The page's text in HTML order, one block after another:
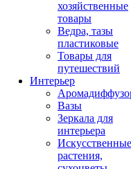
хозяйственные
товары
Ведра, тазы
пластиковые
Товары для
путешествий
Интерьер
Вазы
Зеркала для
интерьера
Искусственные
растения,